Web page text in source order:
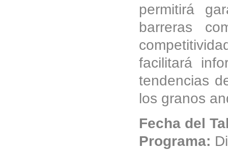
permitirá
barreras
facilitará
tendencias
los granos
Fecha del
Programa: